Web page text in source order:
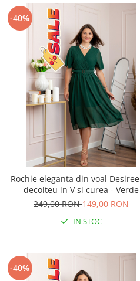
-40%
Rochie eleganta din voal
decolteu in V si curea - Verde
249,00 RON149,00 RON
IN STOC
-40%